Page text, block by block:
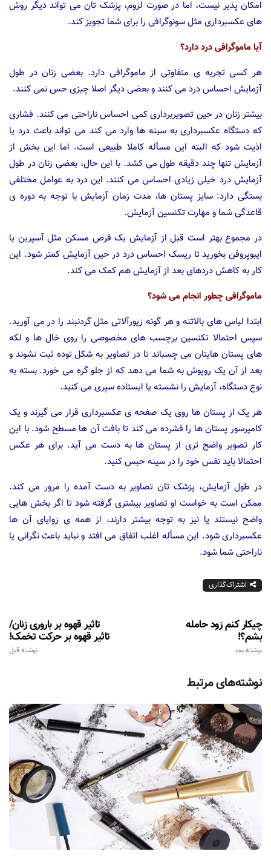
امکان پذیر نیست، اما در صورت لزوم، پزشک تان می تواند دیگر روش
های عکسبرداری مثل سونوگرافی را برای شما تجویز کند.
آیا ماموگرافی درد دارد؟
هر کسی تجربه ی متفاوتی از ماموگرافی دارد. بعضی زنان در طول
آزمایش احساس درد می کنند و بعضی دیگر اصلا چیزی حس نمی کنند.
بیشتر زنان در حین تصویربرداری کمی احساس ناراحتی می کنند. فشاری
که دستگاه عکسبرداری به سینه ها وارد می کند می تواند باعث درد یا
اذیت شود که البته این مسأله کاملا طبیعی است. اما این بخش از
آزمایش تنها چند دقیقه طول می کشد. با این حال، بعضی زنان در طول
آزمایش درد خیلی زیادی احساس می کنند. این درد به عوامل مختلفی
بستگی دارد: سایز پستان ها، مدت زمان آزمایش با توجه به دوره ی
قاعدگی شما و مهارت تکنسین آزمایش.
در مجموع بهتر است قبل از آزمایش یک قرص مسکن مثل آسپرین یا
ایبوپروفن بخورید تا ریسک احساس درد در حین آزمایش کمتر شود. این
کار به کاهش دردهای بعد از آزمایش هم کمک می کند.
ماموگرافی چطور انجام می شود؟
ابتدا لباس های بالاتنه و هر گونه زیورآلاتی مثل گردنبند را در می آورید.
سپس احتمالا تکنسین برچسب های مخصوصی را روی خال ها و لکه
های پستان هایتان می چسباند تا در تصاویر به شکل توده ثبت نشوند و
بعد از آن یک روپوش به شما می دهد که از جلو گره می خورد. بسته به
نوع دستگاه، آزمایش را نشسته یا ایستاده سپری می کنید.
هر یک از پستان ها روی یک صفحه ی عکسبرداری قرار می گیرند و یک
کامپرسور پستان ها را فشرده می کند تا بافت آن ها مسطح شود. با این
کار تصویر واضح تری از پستان ها به دست می آید. برای هر عکس
احتمالا باید نفس خود را در سینه حبس کنید.
در طول آزمایش، پزشک تان تصاویر به دست آمده را مرور می کند.
ممکن است به خواست او تصاویر بیشتری گرفته شود تا اگر بخش هایی
واضح نیستند یا نیز به توجه بیشتر دارند، از همه ی زوایای آن ها
عکسبرداری شود. این مسأله اغلب اتفاق می افتد و نباید باعث نگرانی یا
ناراحتی شما شود.
اشتراک‌گذاری
تاثیر قهوه بر باروری زنان/
تاثیر قهوه بر حرکت تخمک!
نوشته قبل
چیکار کنم زود حامله
بشم؟!
نوشته بعد
نوشته‌های مرتبط